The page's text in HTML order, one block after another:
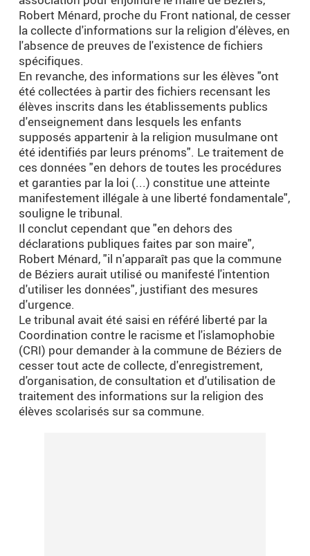
Robert Ménard, proche du Front national, de cesser
la collecte d'informations sur la religion d'élèves, en
l'absence de preuves de l'existence de fichiers
spécifiques.
En revanche, des informations sur les élèves "ont
été collectées à partir des fichiers recensant les
élèves inscrits dans les établissements publics
d'enseignement dans lesquels les enfants
supposés appartenir à la religion musulmane ont
été identifiés par leurs prénoms". Le traitement de
ces données "en dehors de toutes les procédures
et garanties par la loi (...) constitue une atteinte
manifestement illégale à une liberté fondamentale",
souligne le tribunal.
Il conclut cependant que "en dehors des
déclarations publiques faites par son maire",
Robert Ménard, "il n'apparaît pas que la commune
de Béziers aurait utilisé ou manifesté l'intention
d'utiliser les données", justifiant des mesures
d'urgence.
Le tribunal avait été saisi en référé liberté par la
Coordination contre le racisme et l'islamophobie
(CRI) pour demander à la commune de Béziers de
cesser tout acte de collecte, d'enregistrement,
d'organisation, de consultation et d'utilisation de
traitement des informations sur la religion des
élèves scolarisés sur sa commune.